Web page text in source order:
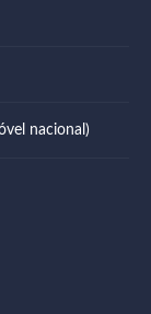
nacional)